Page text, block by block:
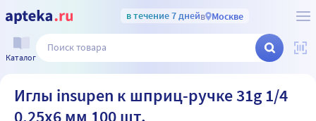
в течение 7 днейв Москве
Каталог
Иглы insupen к шприц-ручке 31g 1/4
0,25х6 мм 100 шт.